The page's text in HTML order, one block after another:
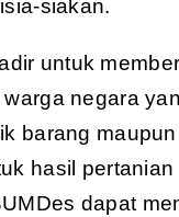
siakan.
untuk
negara
barang
hasil pertanian
dapat